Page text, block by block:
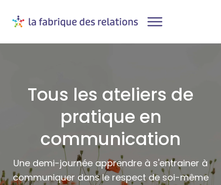
Agenda
Contact
Tous les ateliers de
pratique en
communication
Une demi-journée apprendre à s'entrainer à
communiquer dans le respect de soi-même